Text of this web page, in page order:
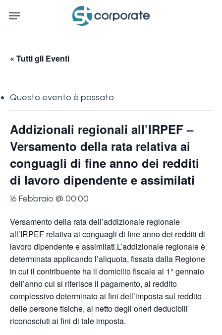
Menu
« Tutti gli Eventi
Questo evento è passato.
Addizionali regionali all’IRPEF –
Versamento della rata relativa ai
conguagli di fine anno dei redditi
di lavoro dipendente e assimilati
16 Febbraio @ 00:00
Versamento della rata dell’addizionale regionale
all’IRPEF relativa ai conguagli di fine anno dei redditi di
lavoro dipendente e assimilati.L’addizionale regionale è
determinata applicando l’aliquota, fissata dalla Regione
in cui il contribuente ha il domicilio fiscale al 1° gennaio
dell’anno cui si riferisce il pagamento, al reddito
complessivo determinato ai fini dell’imposta sul reddito
delle persone fisiche, al netto degli oneri deducibili
riconosciuti ai fini di tale imposta.